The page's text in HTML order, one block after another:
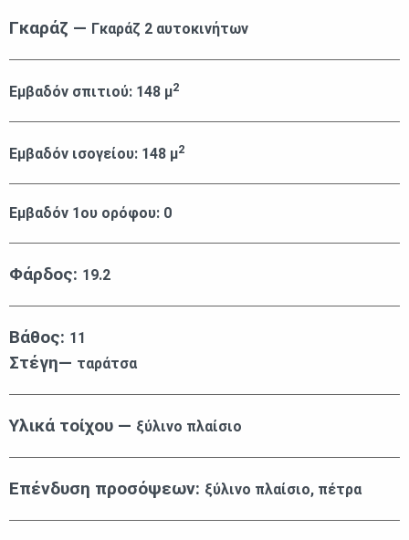
Γκαράζ — Γκαράζ 2 αυτοκινήτων
Εμβαδόν σπιτιού: 148 μ2
Εμβαδόν ισογείου: 148 μ2
Εμβαδόν 1ου ορόφου: 0
Φάρδος: 19.2
Βάθος: 11
Στέγη— ταράτσα
Υλικά τοίχου — ξύλινο πλαίσιο
Επένδυση προσόψεων: ξύλινο πλαίσιο, πέτρα